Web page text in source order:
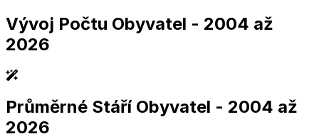
Vývoj Počtu Obyvatel - 2004 až
2026
2,005 2,010 2,015 2,020 2,025
2,005 2,010 2,015 2,020 2,025
Průměrné Stáří Obyvatel - 2004 až
2026